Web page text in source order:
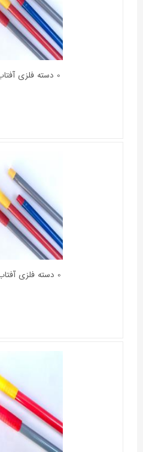
0 دسته فلزی آفتاب 1/60 سنگین
0 دسته فلزی آفتاب 1/30 سنگین